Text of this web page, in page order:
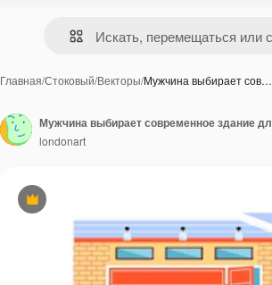
Главная/Стоковый/Векторы/Мужчина выбирает сов…
Премиум
londonart